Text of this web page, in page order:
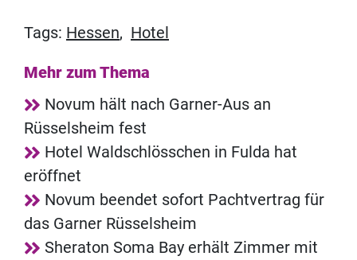
Tags: Hessen, Hotel
Mehr zum Thema
Novum hält nach Garner-Aus an
Rüsselsheim fest
Hotel Waldschlösschen in Fulda hat
eröffnet
Novum beendet sofort Pachtvertrag für
das Garner Rüsselsheim
Sheraton Soma Bay erhält Zimmer mit